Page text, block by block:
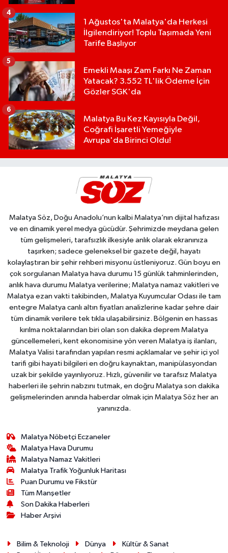
1 Ağustos'ta Malatya'da Herkesi
İlgilendiriyor! Toplu Taşımada Yeni
Tarife Başlıyor
4
Emekli Maaşı Zam Farkı Ne Zaman
Yatacak? 3.552 TL'lik Ödeme İçin
Gözler SGK'da
5
Malatya Bu Kez Kayısıyla Değil,
Coğrafi İşaretli Yemeğiyle
Avrupa'da Birinci Oldu!
6
Malatya Söz, Doğu Anadolu’nun kalbi Malatya’nın dijital hafızası
ve en dinamik yerel medya gücüdür. Şehrimizde meydana gelen
tüm gelişmeleri, tarafsızlık ilkesiyle anlık olarak ekranınıza
taşırken; sadece geleneksel bir gazete değil, hayatı
kolaylaştıran bir şehir rehberi misyonu üstleniyoruz. Gün boyu en
çok sorgulanan Malatya hava durumu 15 günlük tahminlerinden,
anlık hava durumu Malatya verilerine; Malatya namaz vakitleri ve
Malatya ezan vakti takibinden, Malatya Kuyumcular Odası ile tam
entegre Malatya canlı altın fiyatları analizlerine kadar şehre dair
tüm dinamik verilere tek tıkla ulaşabilirsiniz. Bölgenin en hassas
kırılma noktalarından biri olan son dakika deprem Malatya
güncellemeleri, kent ekonomisine yön veren Malatya iş ilanları,
Malatya Valisi tarafından yapılan resmi açıklamalar ve şehir içi yol
tarifi gibi hayati bilgileri en doğru kaynaktan, manipülasyondan
uzak bir şekilde yayınlıyoruz. Hızlı, güvenilir ve tarafsız Malatya
haberleri ile şehrin nabzını tutmak, en doğru Malatya son dakika
gelişmelerinden anında haberdar olmak için Malatya Söz her an
yanınızda.
Malatya Nöbetçi Eczaneler
Malatya Hava Durumu
Malatya Namaz Vakitleri
Malatya Trafik Yoğunluk Haritası
Puan Durumu ve Fikstür
Tüm Manşetler
Son Dakika Haberleri
Haber Arşivi
Bilim & Teknoloji Dünya
Kültür & Sanat